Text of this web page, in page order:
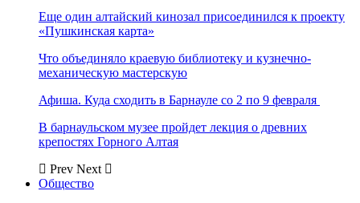
Еще один алтайский кинозал присоединился к проекту
«Пушкинская карта»
Что объединяло краевую библиотеку и кузнечно-
механическую мастерскую
Афиша. Куда сходить в Барнауле со 2 по 9 февраля
В барнаульском музее пройдет лекция о древних
крепостях Горного Алтая
Prev Next
Общество